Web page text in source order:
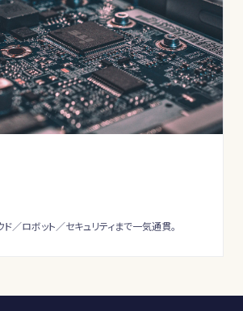
／ロボット／セキュリティまで一気通貫。